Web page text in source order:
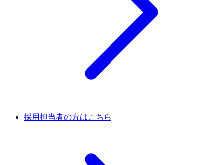
採用担当者の方はこちら